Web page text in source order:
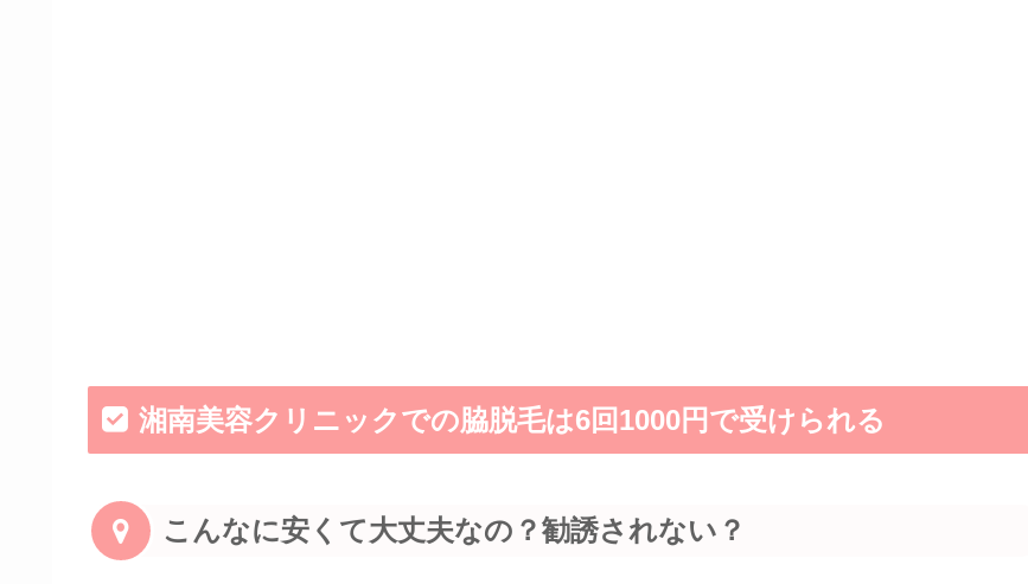
湘南美容クリニックでの脇脱毛は6回1000円で受けられる
こんなに安くて大丈夫なの？勧誘されない？